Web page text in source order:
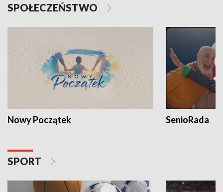
SPOŁECZEŃSTWO
Nowy Początek SenioRada
SPORT